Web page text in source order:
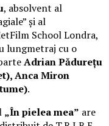
, absolvent al
și al
School Londra,
lungmetraj cu o
Adrian Pădurețu
Anca Miron
.
„În pielea mea” are